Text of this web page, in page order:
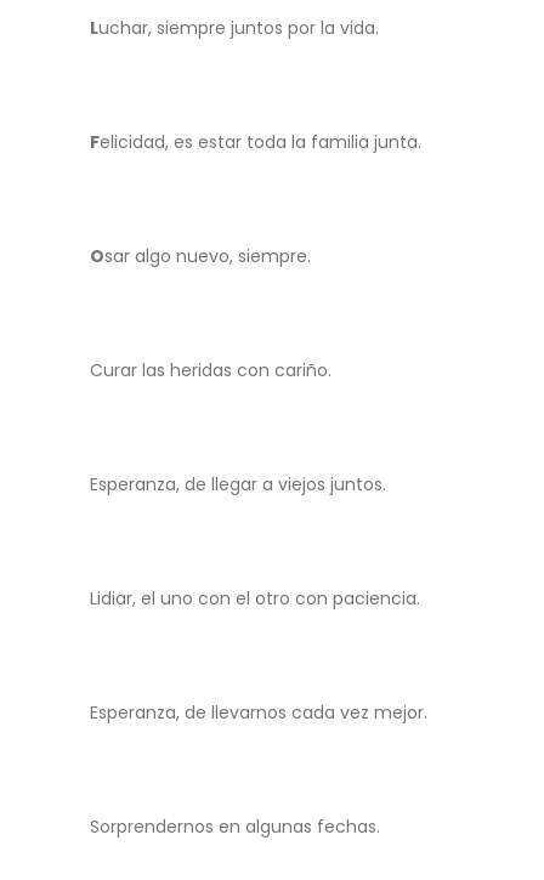
Luchar, siempre juntos por la vida.
Felicidad, es estar toda la familia junta.
Osar algo nuevo, siempre.
Curar las heridas con cariño.
Esperanza, de llegar a viejos juntos.
Lidiar, el uno con el otro con paciencia.
Esperanza, de llevarnos cada vez mejor.
Sorprendernos en algunas fechas.